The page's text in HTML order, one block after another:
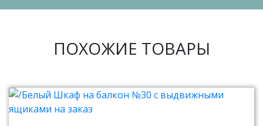
ПОХОЖИЕ ТОВАРЫ